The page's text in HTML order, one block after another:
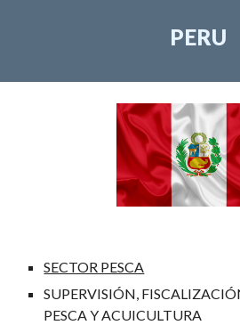
PERU
SECTOR PESCA
SUPERVISIÓN,
PESCA Y ACUICULTURA